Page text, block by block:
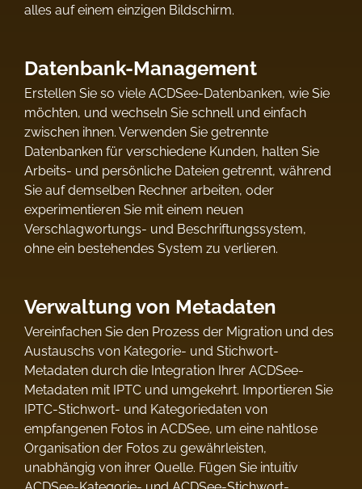
alles auf einem einzigen Bildschirm.
Datenbank-Management
Erstellen Sie so viele ACDSee-Datenbanken, wie Sie
möchten, und wechseln Sie schnell und einfach
zwischen ihnen. Verwenden Sie getrennte
Datenbanken für verschiedene Kunden, halten Sie
Arbeits- und persönliche Dateien getrennt, während
Sie auf demselben Rechner arbeiten, oder
experimentieren Sie mit einem neuen
Verschlagwortungs- und Beschriftungssystem,
ohne ein bestehendes System zu verlieren.
Verwaltung von Metadaten
Vereinfachen Sie den Prozess der Migration und des
Austauschs von Kategorie- und Stichwort-
Metadaten durch die Integration Ihrer ACDSee-
Metadaten mit IPTC und umgekehrt. Importieren Sie
IPTC-Stichwort- und Kategoriedaten von
empfangenen Fotos in ACDSee, um eine nahtlose
Organisation der Fotos zu gewährleisten,
unabhängig von ihrer Quelle. Fügen Sie intuitiv